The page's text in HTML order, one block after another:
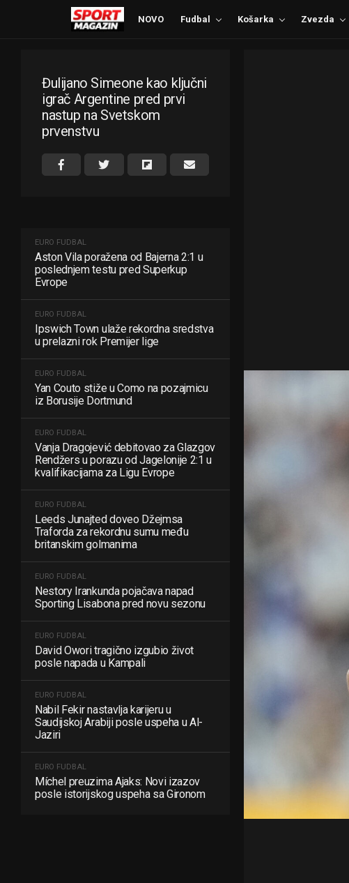
NOVO Fudbal Košarka Zvezda
Đulijano Simeone kao ključni
igrač Argentine pred prvi
nastup na Svetskom
prvenstvu
EURO FUDBAL
Aston Vila poražena od Bajerna 2:1 u
poslednjem testu pred Superkup
Evrope
EURO FUDBAL
Ipswich Town ulaže rekordna sredstva
u prelazni rok Premijer lige
EURO FUDBAL
Yan Couto stiže u Como na pozajmicu
iz Borusije Dortmund
EURO FUDBAL
Vanja Dragojević debitovao za Glazgov
Rendžers u porazu od Jagelonije 2:1 u
kvalifikacijama za Ligu Evrope
EURO FUDBAL
Leeds Junajted doveo Džejmsa
Traforda za rekordnu sumu među
britanskim golmanima
EURO FUDBAL
Nestory Irankunda pojačava napad
Sporting Lisabona pred novu sezonu
EURO FUDBAL
David Owori tragično izgubio život
posle napada u Kampali
EURO FUDBAL
Nabil Fekir nastavlja karijeru u
Saudijskoj Arabiji posle uspeha u Al-
Jaziri
EURO FUDBAL
Míchel preuzima Ajaks: Novi izazov
posle istorijskog uspeha sa Gironom